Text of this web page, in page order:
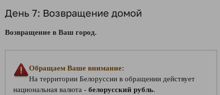
День 7: Возвращение домой
Возвращение в Ваш город.
Обращаем Ваше внимание:
На территории Белоруссии в обращении действует
национальная валюта - белорусский рубль.